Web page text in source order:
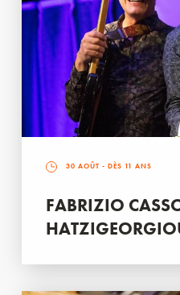
30 AOÛT - DÈS 11 ANS
FABRIZIO